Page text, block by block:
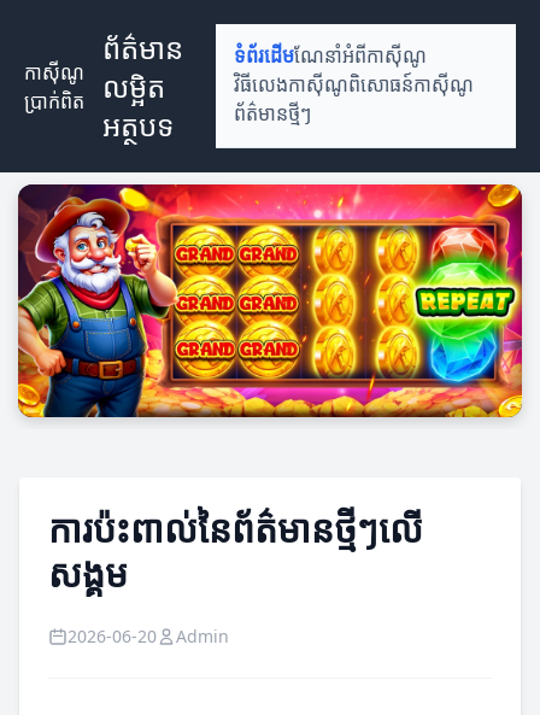
កាស៊ីណូ
ប្រាក់ពិត
ព័ត៌មាន
លម្អិត
អត្ថបទ
ទំព័រដើមណែនាំអំពីកាស៊ីណូ
វិធីលេងកាស៊ីណូពិសោធន៍កាស៊ីណូ
ព័ត៌មានថ្មីៗ
ការប៉ះពាល់នៃព័ត៌មានថ្មីៗលើ
សង្គម
2026-06-20 Admin